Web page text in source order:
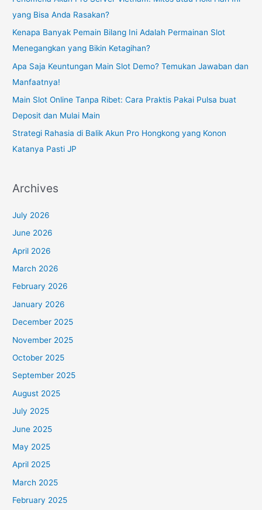
f
o
r
:
yang Bisa Anda Rasakan?
Kenapa Banyak Pemain Bilang Ini Adalah Permainan Slot
Menegangkan yang Bikin Ketagihan?
Apa Saja Keuntungan Main Slot Demo? Temukan Jawaban dan
Manfaatnya!
Main Slot Online Tanpa Ribet: Cara Praktis Pakai Pulsa buat
Deposit dan Mulai Main
Strategi Rahasia di Balik Akun Pro Hongkong yang Konon
Katanya Pasti JP
Archives
July 2026
June 2026
April 2026
March 2026
February 2026
January 2026
December 2025
November 2025
October 2025
September 2025
August 2025
July 2025
June 2025
May 2025
April 2025
March 2025
February 2025